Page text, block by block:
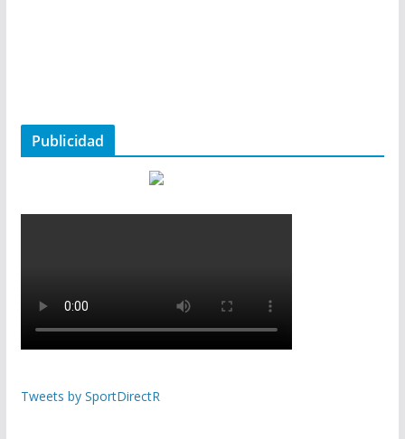
Publicidad
Tweets by SportDirectR